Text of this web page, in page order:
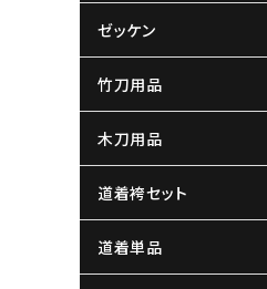
ゼッケン
竹刀用品
木刀用品
道着袴セット
道着単品